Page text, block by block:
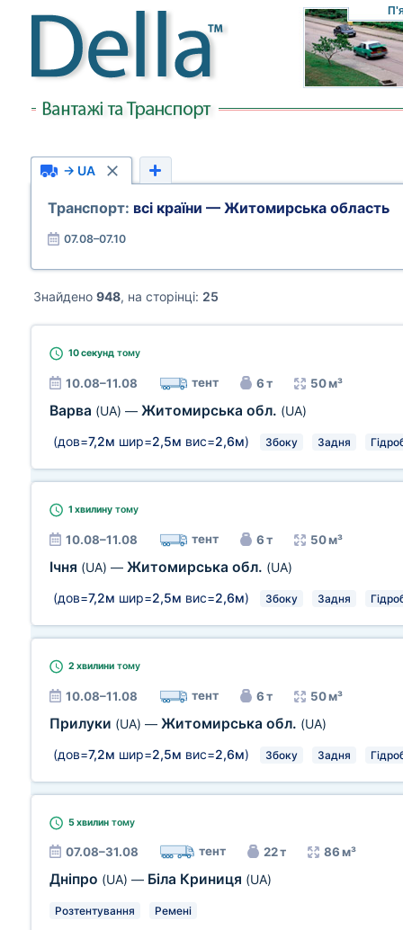
→ UA
Транспорт: всі країни — Житомирська область
07.08–07.10
Знайдено 948, на сторінці: 25
10 секунд тому
10.08–11.08 тент 6 т 50 м³
Варва (UA) — Житомирська обл. (UA)
(дов=7,2м шир=2,5м вис=2,6м) Збоку Задня
1 хвилину тому
10.08–11.08 тент 6 т 50 м³
Ічня (UA) — Житомирська обл. (UA)
(дов=7,2м шир=2,5м вис=2,6м) Збоку Задня
2 хвилини тому
10.08–11.08 тент 6 т 50 м³
Прилуки (UA) — Житомирська обл. (UA)
(дов=7,2м шир=2,5м вис=2,6м) Збоку Задня
5 хвилин тому
07.08–31.08 тент 22 т 86 м³
Дніпро (UA) — Біла Криниця (UA)
Розтентування Ремені